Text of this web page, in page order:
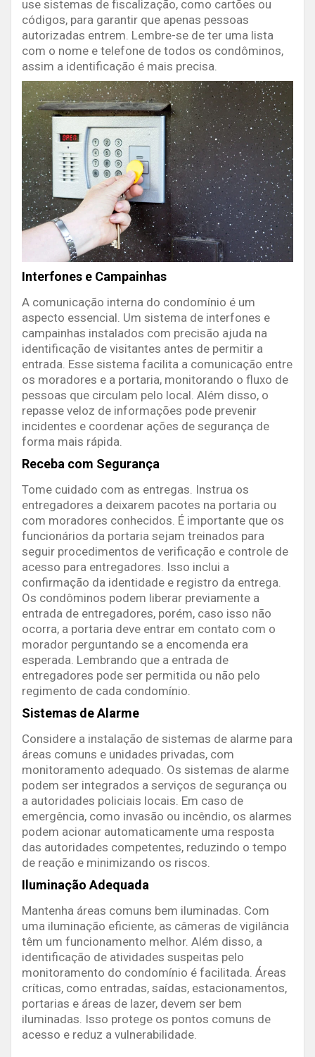
use sistemas de fiscalização, como cartões ou
códigos, para garantir que apenas pessoas
autorizadas entrem. Lembre-se de ter uma lista
com o nome e telefone de todos os condôminos,
assim a identificação é mais precisa.
Interfones e Campainhas
A comunicação interna do condomínio é um
aspecto essencial. Um sistema de interfones e
campainhas instalados com precisão ajuda na
identificação de visitantes antes de permitir a
entrada. Esse sistema facilita a comunicação entre
os moradores e a portaria, monitorando o fluxo de
pessoas que circulam pelo local. Além disso, o
repasse veloz de informações pode prevenir
incidentes e coordenar ações de segurança de
forma mais rápida.
Receba com Segurança
Tome cuidado com as entregas. Instrua os
entregadores a deixarem pacotes na portaria ou
com moradores conhecidos. É importante que os
funcionários da portaria sejam treinados para
seguir procedimentos de verificação e controle de
acesso para entregadores. Isso inclui a
confirmação da identidade e registro da entrega.
Os condôminos podem liberar previamente a
entrada de entregadores, porém, caso isso não
ocorra, a portaria deve entrar em contato com o
morador perguntando se a encomenda era
esperada. Lembrando que a entrada de
entregadores pode ser permitida ou não pelo
regimento de cada condomínio.
Sistemas de Alarme
Considere a instalação de sistemas de alarme para
áreas comuns e unidades privadas, com
monitoramento adequado. Os sistemas de alarme
podem ser integrados a serviços de segurança ou
a autoridades policiais locais. Em caso de
emergência, como invasão ou incêndio, os alarmes
podem acionar automaticamente uma resposta
das autoridades competentes, reduzindo o tempo
de reação e minimizando os riscos.
Iluminação Adequada
Mantenha áreas comuns bem iluminadas. Com
uma iluminação eficiente, as câmeras de vigilância
têm um funcionamento melhor. Além disso, a
identificação de atividades suspeitas pelo
monitoramento do condomínio é facilitada. Áreas
críticas, como entradas, saídas, estacionamentos,
portarias e áreas de lazer, devem ser bem
iluminadas. Isso protege os pontos comuns de
acesso e reduz a vulnerabilidade.